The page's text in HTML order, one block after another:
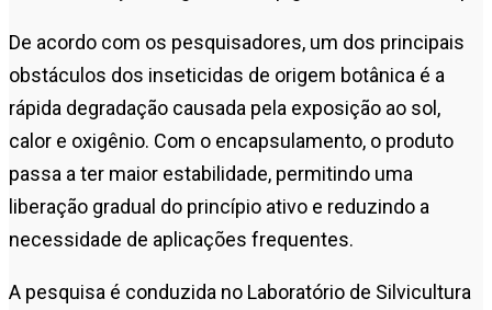
De acordo com os pesquisadores, um dos principais
obstáculos dos inseticidas de origem botânica é a
rápida degradação causada pela exposição ao sol,
calor e oxigênio. Com o encapsulamento, o produto
passa a ter maior estabilidade, permitindo uma
liberação gradual do princípio ativo e reduzindo a
necessidade de aplicações frequentes.
A pesquisa é conduzida no Laboratório de Silvicultura